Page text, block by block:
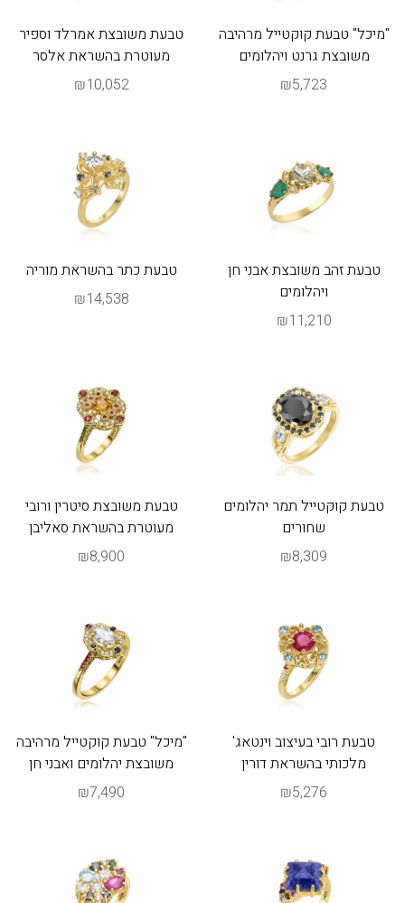
"מיכל" טבעת קוקטייל מרהיבה
משובצת גרנט ויהלומים
₪5,723
טבעת משובצת אמרלד וספיר
מעוטרת בהשראת אלסר
₪10,052
טבעת זהב משובצת אבני חן
ויהלומים
₪11,210
טבעת כתר בהשראת מוריה
₪14,538
טבעת קוקטייל תמר יהלומים
שחורים
₪8,309
טבעת משובצת סיטרין ורובי
מעוטרת בהשראת סאליבן
₪8,900
טבעת רובי בעיצוב וינטאג'
מלכותי בהשראת דורין
₪5,276
"מיכל" טבעת קוקטייל מרהיבה
משובצת יהלומים ואבני חן
₪7,490